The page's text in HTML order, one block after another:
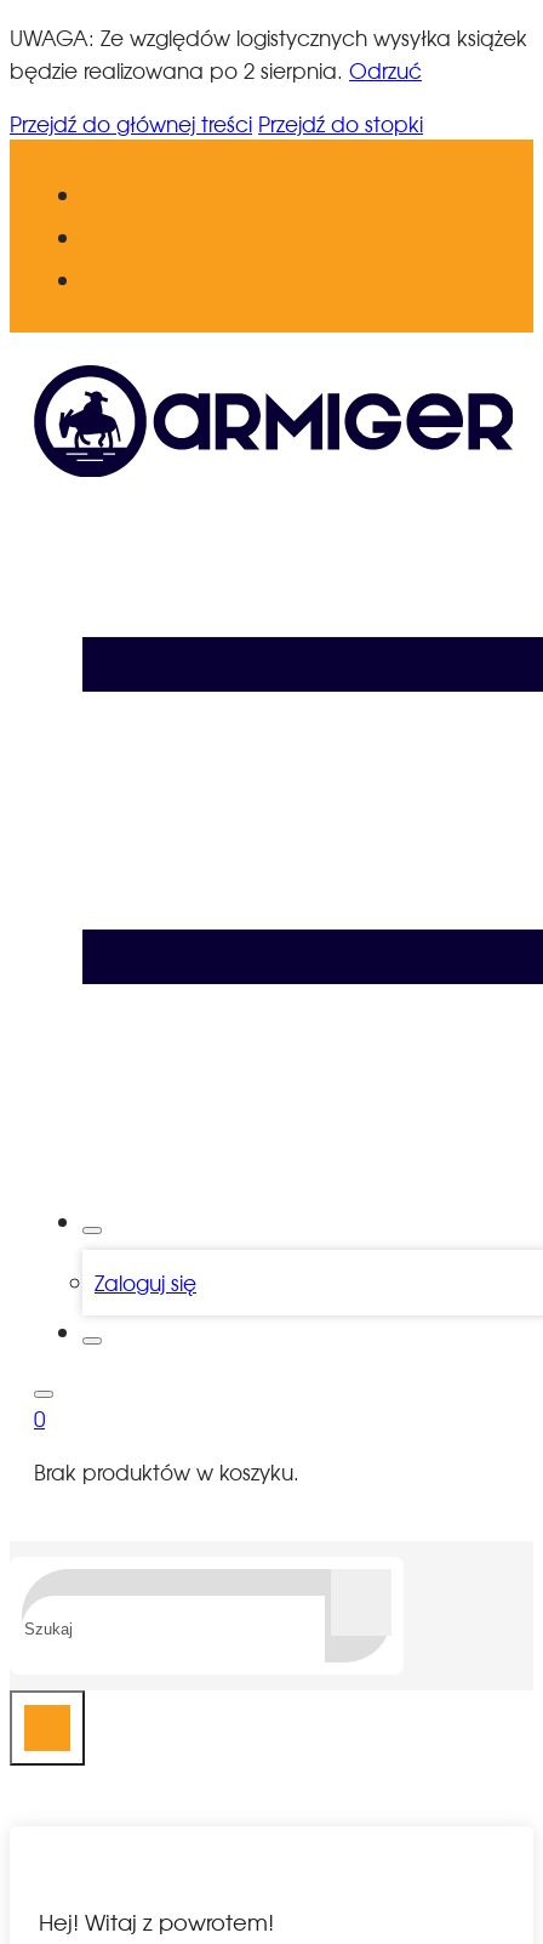
UWAGA: Ze względów logistycznych wysyłka książek
będzie realizowana po 2 sierpnia. Odrzuć
Przejdź do głównej treści Przejdź do stopki
Zaloguj się
0
Brak produktów w koszyku.
Szukaj
Hej! Witaj z powrotem!